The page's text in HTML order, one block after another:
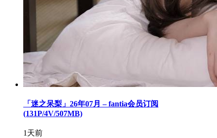
「迷之呆梨」26年07月 – fantia会员订阅
(131P/4V/507MB)
1天前